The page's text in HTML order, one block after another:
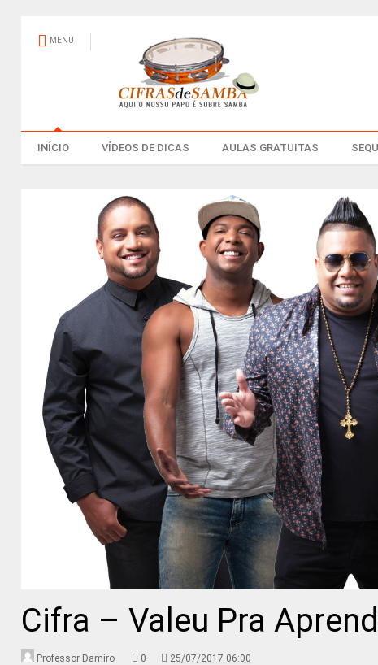
MENU
INÍCIO VÍDEOS DE DICAS AULAS GRATUITAS
Cifra – Valeu Pra
Professor Damiro 0 25/07/2017 06:00